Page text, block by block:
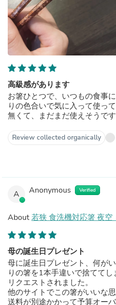
高級感があります
お箸ひとつで、いつもの食事
りの色合いで気に入って使っ
無くて、まだまだ使えそうで
Review collected organically
A Anonymous Verified
About若狭 食洗機対応箸 夜空
母の誕生日プレゼント
母に誕生日プレゼント、何が
りの箸を1本手違いで捨てて
リクエストされました。
他のサイトでこの箸がいいな
送料が別途かかって予算オー